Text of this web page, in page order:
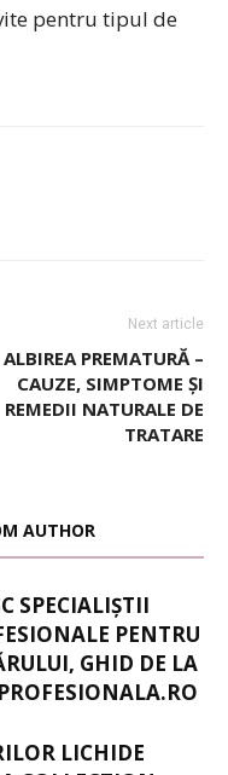
pentru tipul de
Next article
ALBIREA PREMATURĂ –
CAUZE, SIMPTOME ȘI
REMEDII NATURALE DE
TRATARE
AUTHOR
SPECIALIȘTII
PENTRU
GHID DE LA
LICHIDE